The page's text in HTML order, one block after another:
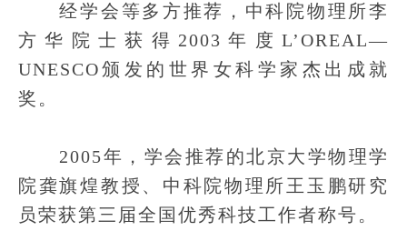
经学会等多方推荐，中科院物理所李
方华院士获得2003年度L’OREAL—
UNESCO颁发的世界女科学家杰出成就
奖。
2005年，学会推荐的北京大学物理学
院龚旗煌教授、中科院物理所王玉鹏研究
员荣获第三届全国优秀科技工作者称号。